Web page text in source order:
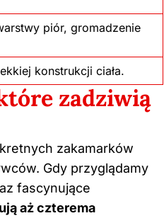
piór, gromadzenie
konstrukcji ciała.
zadziwią
zakamarków
Gdy przyglądamy
fascynujące
aż czterema